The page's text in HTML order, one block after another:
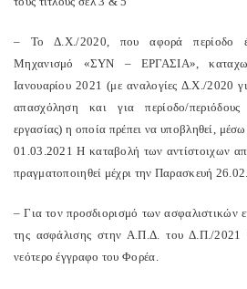
– Το Δ.Χ./2020, που αφορά περίοδο
Μηχανισμό «ΣΥΝ – ΕΡΓΑΣΙΑ»,
Ιανουαρίου 2021 (με αναλογίες Δ.Χ./2020
απασχόληση και για περίοδο/
εργασίας) η οποία πρέπει να υποβληθεί, μέσω
01.03.2021 Η καταβολή των αντίστοιχων
πραγματοποιηθεί μέχρι την Παρασκευή
– Για τον προσδιορισμό των ασφαλιστικών
της ασφάλισης στην Α.Π.Δ. του Δ.Π./2021
νεότερο έγγραφο του Φορέα.